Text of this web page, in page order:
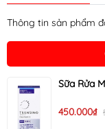
Thông tin sản phẩm
Sữa Rửa
450.000₫